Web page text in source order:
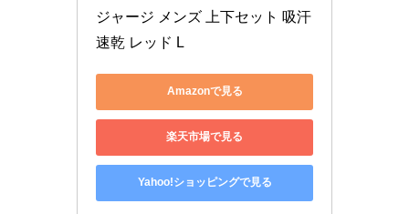
ジャージ メンズ 上下セット 吸汗
速乾 レッド L
Amazonで見る
楽天市場で見る
Yahoo!ショッピングで見る